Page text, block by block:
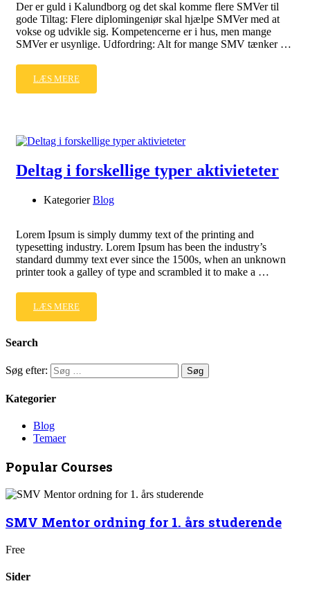
Der er guld i Kalundborg og det skal komme flere SMVer til
gode Tiltag: Flere diplomingeniør skal hjælpe SMVer med at
vokse og udvikle sig. Kompetencerne er i hus, men mange
SMVer er usynlige. Udfordring: Alt for mange SMV tænker …
LÆS MERE
Deltag i forskellige typer aktivieteter
Kategorier Blog
Lorem Ipsum is simply dummy text of the printing and
typesetting industry. Lorem Ipsum has been the industry’s
standard dummy text ever since the 1500s, when an unknown
printer took a galley of type and scrambled it to make a …
LÆS MERE
Search
Søg efter:
Kategorier
Blog
Temaer
Popular Courses
SMV Mentor ordning for 1. års studerende
Free
Sider